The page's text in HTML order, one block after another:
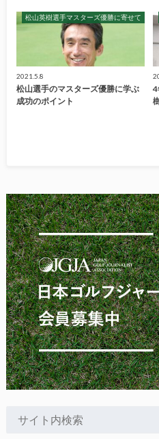
松山英樹選手マスターズ優勝に寄せて
2021.5.8
松山選手のマスターズ優勝に学ぶ
成功のポイント
4